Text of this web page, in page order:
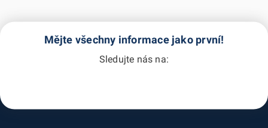
Mějte všechny informace jako první!
Sledujte nás na: